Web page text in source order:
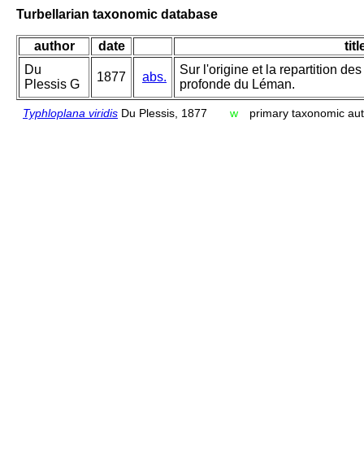
Turbellarian taxonomic database
author date
Du
Plessis G
1877 abs.
Sur l'origine et la repartition
profonde du Léman.
Typhloplana viridis Du Plessis, 1877 w primary taxonomic